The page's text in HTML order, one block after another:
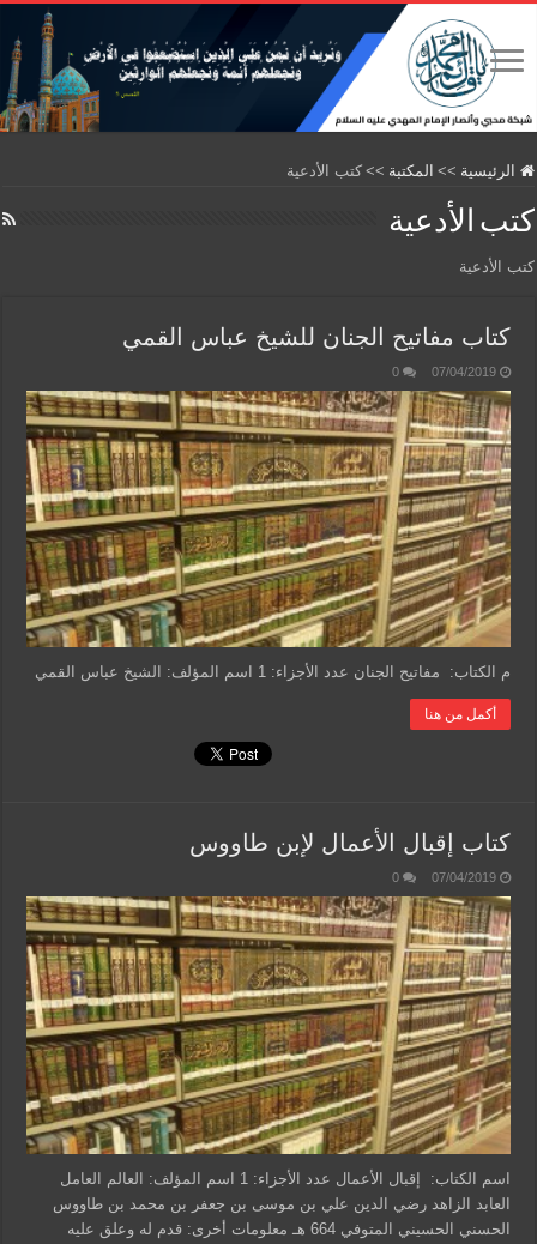
الرئيسية >> المكتبة >> كتب الأدعية
كتب الأدعية
كتب الأدعية
كتاب مفاتيح الجنان للشيخ عباس القمي
07/04/2019
0
م الكتاب: مفاتيح الجنان عدد الأجزاء: 1 اسم المؤلف: الشيخ عباس القمي
أكمل من هنا
كتاب إقبال الأعمال لإبن طاووس
07/04/2019
0
اسم الكتاب: إقبال الأعمال عدد الأجزاء: 1 اسم المؤلف: العالم العامل
العابد الزاهد رضي الدين علي بن موسى بن جعفر بن محمد بن طاووس
الحسني الحسيني المتوفي 664 هـ معلومات أخرى: قدم له وعلق عليه